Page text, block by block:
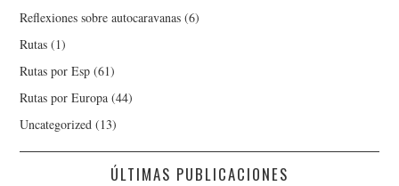
Reflexiones sobre autocaravanas (6)
Rutas (1)
Rutas por Esp (61)
Rutas por Europa (44)
Uncategorized (13)
ÚLTIMAS PUBLICACIONES